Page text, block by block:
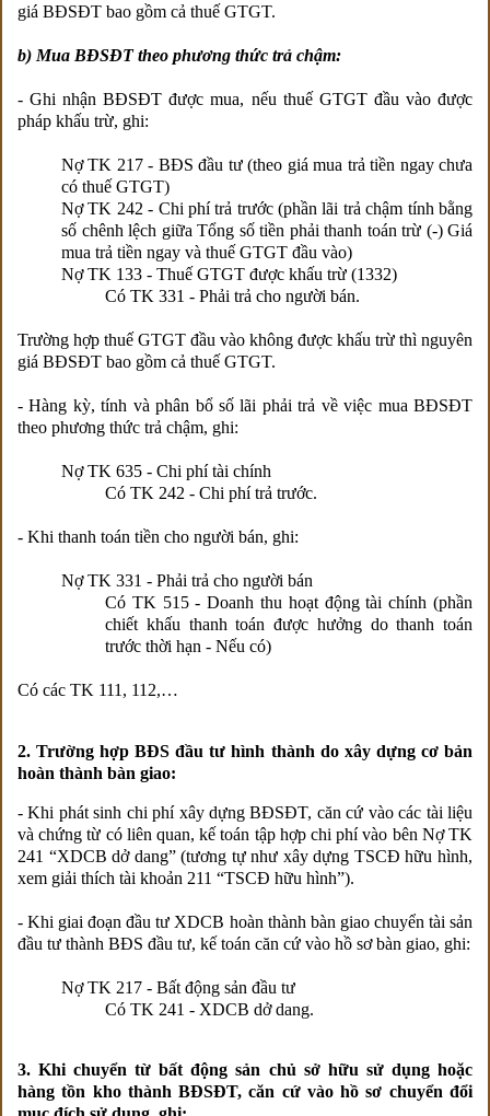
giá BĐSĐT bao gồm cả thuế GTGT.
b) Mua BĐSĐT theo phương thức trả chậm:
- Ghi nhận BĐSĐT được mua, nếu thuế GTGT đầu vào được
pháp khấu trừ, ghi:
Nợ TK 217 - BĐS đầu tư (theo giá mua trả tiền ngay chưa
có thuế GTGT)
Nợ TK 242 - Chi phí trả trước (phần lãi trả chậm tính bằng
số chênh lệch giữa Tổng số tiền phải thanh toán trừ (-) Giá
mua trả tiền ngay và thuế GTGT đầu vào)
Nợ TK 133 - Thuế GTGT được khấu trừ (1332)
Có TK 331 - Phải trả cho người bán.
Trường hợp thuế GTGT đầu vào không được khấu trừ thì nguyên
giá BĐSĐT bao gồm cả thuế GTGT.
- Hàng kỳ, tính và phân bổ số lãi phải trả về việc mua BĐSĐT
theo phương thức trả chậm, ghi:
Nợ TK 635 - Chi phí tài chính
Có TK 242 - Chi phí trả trước.
- Khi thanh toán tiền cho người bán, ghi:
Nợ TK 331 - Phải trả cho người bán
Có TK 515 - Doanh thu hoạt động tài chính (phần
chiết khấu thanh toán được hưởng do thanh toán
trước thời hạn - Nếu có)
Có các TK 111, 112,…
2. Trường hợp BĐS đầu tư hình thành do xây dựng cơ bản
hoàn thành bàn giao:
- Khi phát sinh chi phí xây dựng BĐSĐT, căn cứ vào các tài liệu
và chứng từ có liên quan, kế toán tập hợp chi phí vào bên Nợ TK
241 “XDCB dở dang” (tương tự như xây dựng TSCĐ hữu hình,
xem giải thích tài khoản 211 “TSCĐ hữu hình”).
- Khi giai đoạn đầu tư XDCB hoàn thành bàn giao chuyển tài sản
đầu tư thành BĐS đầu tư, kế toán căn cứ vào hồ sơ bàn giao, ghi:
Nợ TK 217 - Bất động sản đầu tư
Có TK 241 - XDCB dở dang.
3. Khi chuyển từ bất động sản chủ sở hữu sử dụng hoặc
hàng tồn kho thành BĐSĐT, căn cứ vào hồ sơ chuyển đổi